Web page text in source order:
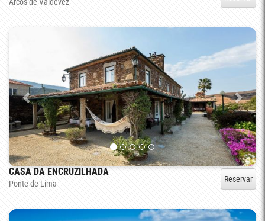
CASA DA ENCRUZILHADA
Ponte de Lima Reservar